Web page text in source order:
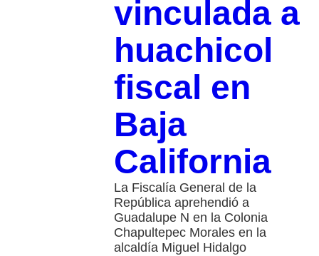
vinculada a
huachicol
fiscal en
Baja
California
La Fiscalía General de la
República aprehendió a
Guadalupe N en la Colonia
Chapultepec Morales en la
alcaldía Miguel Hidalgo